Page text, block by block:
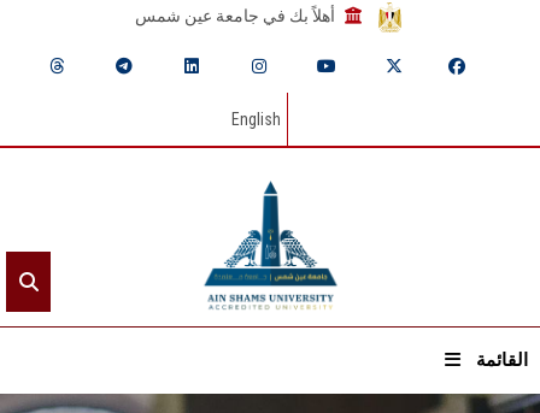
أهلاً بك في جامعة عين شمس
English
القائمة